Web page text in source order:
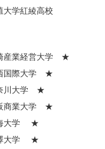
学紅綾高校
業経営大学 ★
国際大学 ★
川大学 ★
商業大学 ★
大学 ★
大学 ★
/プロライダー